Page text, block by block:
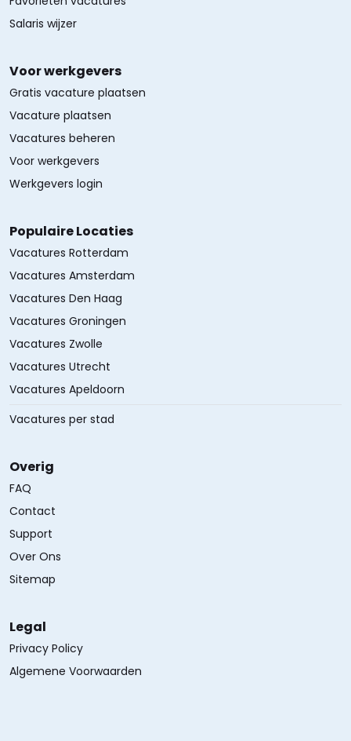
Salaris wijzer
Voor werkgevers
Gratis vacature plaatsen
Vacature plaatsen
Vacatures beheren
Voor werkgevers
Werkgevers login
Populaire Locaties
Vacatures Rotterdam
Vacatures Amsterdam
Vacatures Den Haag
Vacatures Groningen
Vacatures Zwolle
Vacatures Utrecht
Vacatures Apeldoorn
Vacatures per stad
Overig
FAQ
Contact
Support
Over Ons
Sitemap
Legal
Privacy Policy
Algemene Voorwaarden